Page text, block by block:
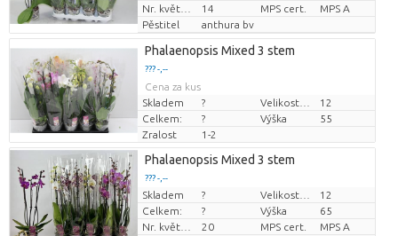
Nr. květináč
14 MPS cert.
MPS A
Pěstitel
anthura bv
Phalaenopsis Mixed 3 stem
??? -,--
Cena za kus
Skladem
?
12
Celkem:
? Výška
55
Zralost
1-2
Phalaenopsis Mixed 3 stem
??? -,--
Cena za kus
Skladem ?
12
Celkem:
? Výška
65
Nr. květináč
20 MPS cert.
MPS A